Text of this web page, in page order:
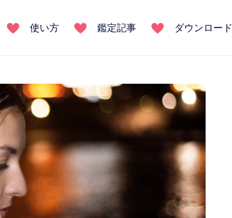
使い方 鑑定記事 ダウンロード